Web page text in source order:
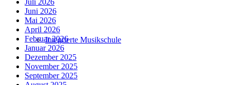
Integrierte Musikschule
Juli 2026
Juni 2026
Mai 2026
April 2026
Februar 2026
Januar 2026
Dezember 2025
November 2025
September 2025